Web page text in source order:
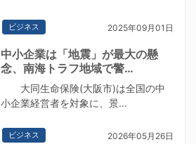
ビジネス 2025年09月01日
中小企業は「地震」が最大の懸
念、南海トラフ地域で警…
大同生命保険(大阪市)は全国の中
小企業経営者を対象に、景…
ビジネス 2026年05月26日